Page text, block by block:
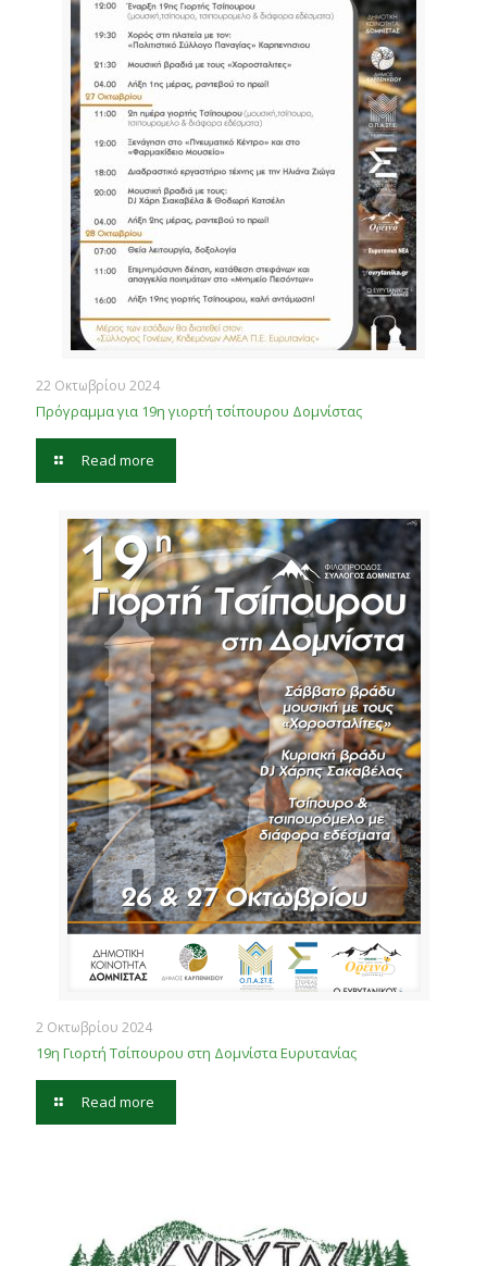
22 Οκτωβρίου 2024
Πρόγραμμα για 19η γιορτή τσίπουρου Δομνίστας
Read more
2 Οκτωβρίου 2024
19η Γιορτή Τσίπουρου στη Δομνίστα Ευρυτανίας
Read more